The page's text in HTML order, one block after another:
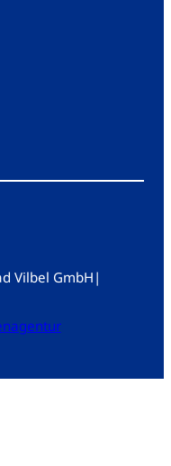
Vilbel GmbH |